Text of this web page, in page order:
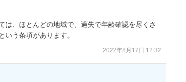
は、ほとんどの地域で、過失で年齢確認を尽くさ
う条項があります。
2022年8月17日 12:32